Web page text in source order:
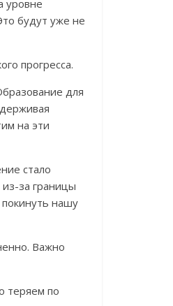
уровне
будут уже не
прогресса.
для
на эти
стало
за границы
нашу
Важно
теряем по